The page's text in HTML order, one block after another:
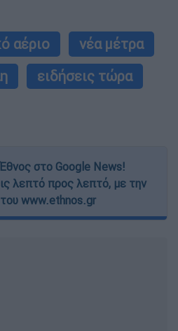
αέριο
νέα μέτρα
ειδήσεις τώρα
στο Google News!
λεπτό προς λεπτό, με την
www.ethnos.gr